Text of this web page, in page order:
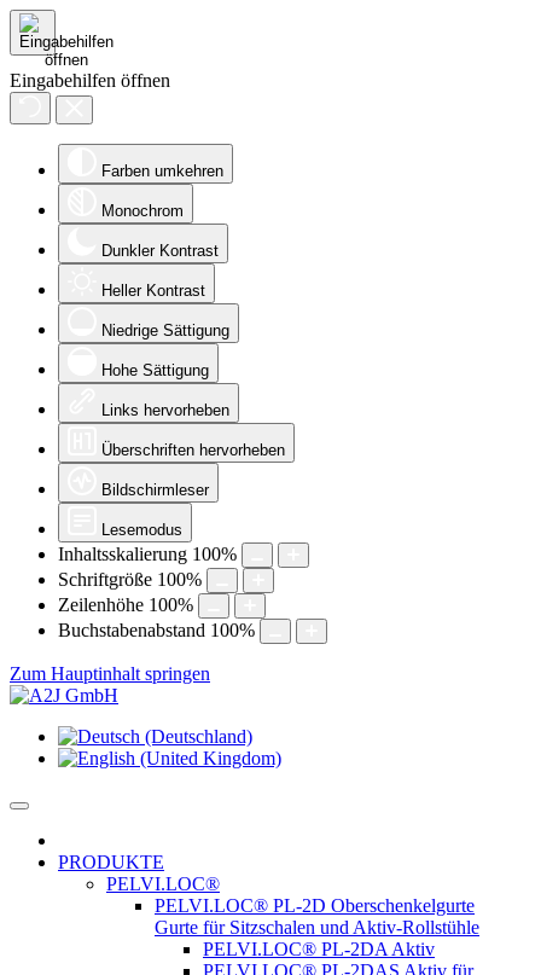
Eingabehilfen öffnen
Farben umkehren
Monochrom
Dunkler Kontrast
Heller Kontrast
Niedrige Sättigung
Hohe Sättigung
Links hervorheben
Überschriften hervorheben
Bildschirmleser
Lesemodus
Inhaltsskalierung 100%
Schriftgröße 100%
Zeilenhöhe 100%
Buchstabenabstand 100%
Zum Hauptinhalt springen
PRODUKTE
PELVI.LOC®
PELVI.LOC® PL-2D Oberschenkelgurte
Gurte für Sitzschalen und Aktiv-Rollstühle
PELVI.LOC® PL-2DA Aktiv
PELVI.LOC® PL-2DAS Aktiv für